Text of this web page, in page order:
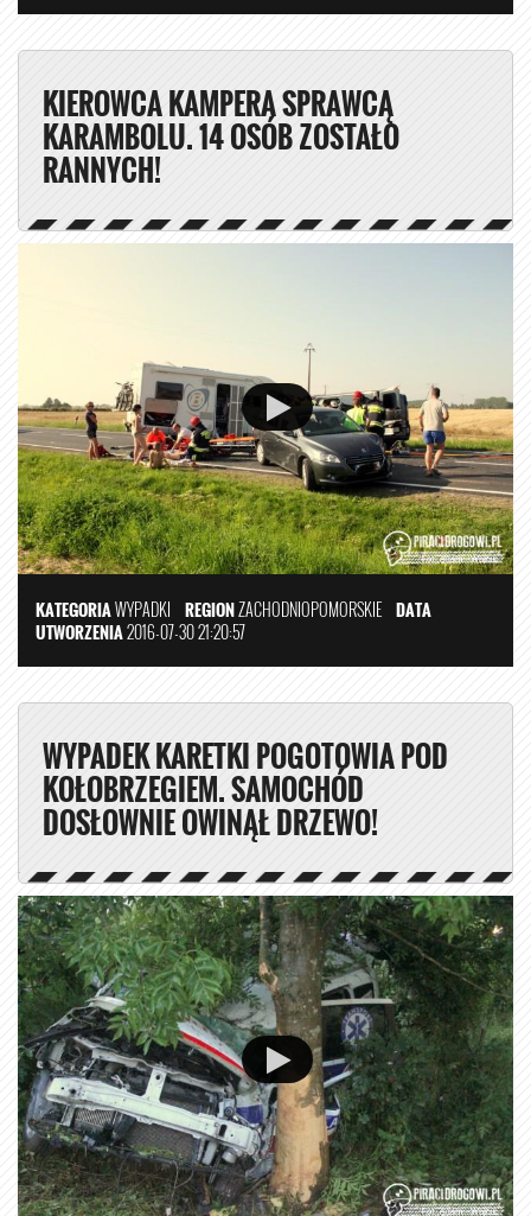
KIEROWCA KAMPERA SPRAWCĄ
KARAMBOLU. 14 OSÓB ZOSTAŁO
RANNYCH!
KATEGORIAWYPADKI REGIONZACHODNIOPOMORSKIE DATA
UTWORZENIA2016-07-30 21:20:57
WYPADEK KARETKI POGOTOWIA POD
KOŁOBRZEGIEM. SAMOCHÓD
DOSŁOWNIE OWINĄŁ DRZEWO!